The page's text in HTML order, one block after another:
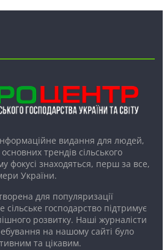
видання для людей,
трендів сільського
фокусі знаходяться, перш за все,
України.
для популяризації
господарство підтримує
розвитку. Наші журналісти
на нашому сайті було
та цікавим.